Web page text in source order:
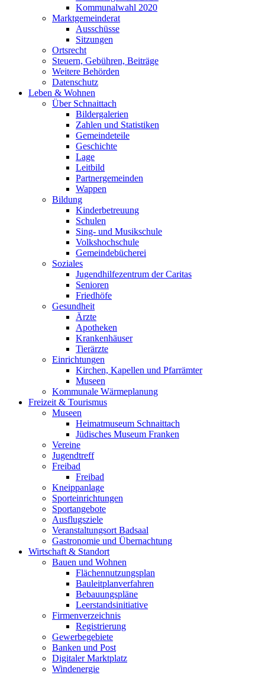
Kommunalwahl 2020
Marktgemeinderat
Ausschüsse
Sitzungen
Ortsrecht
Steuern, Gebühren, Beiträge
Weitere Behörden
Datenschutz
Leben & Wohnen
Über Schnaittach
Bildergalerien
Zahlen und Statistiken
Gemeindeteile
Geschichte
Lage
Leitbild
Partnergemeinden
Wappen
Bildung
Kinderbetreuung
Schulen
Sing- und Musikschule
Volkshochschule
Gemeindebücherei
Soziales
Jugendhilfezentrum der Caritas
Senioren
Friedhöfe
Gesundheit
Ärzte
Apotheken
Krankenhäuser
Tierärzte
Einrichtungen
Kirchen, Kapellen und Pfarrämter
Museen
Kommunale Wärmeplanung
Freizeit & Tourismus
Museen
Heimatmuseum Schnaittach
Jüdisches Museum Franken
Vereine
Jugendtreff
Freibad
Freibad
Kneippanlage
Sporteinrichtungen
Sportangebote
Ausflugsziele
Veranstaltungsort Badsaal
Gastronomie und Übernachtung
Wirtschaft & Standort
Bauen und Wohnen
Flächennutzungsplan
Bauleitplanverfahren
Bebauungspläne
Leerstandsinitiative
Firmenverzeichnis
Registrierung
Gewerbegebiete
Banken und Post
Digitaler Marktplatz
Windenergie